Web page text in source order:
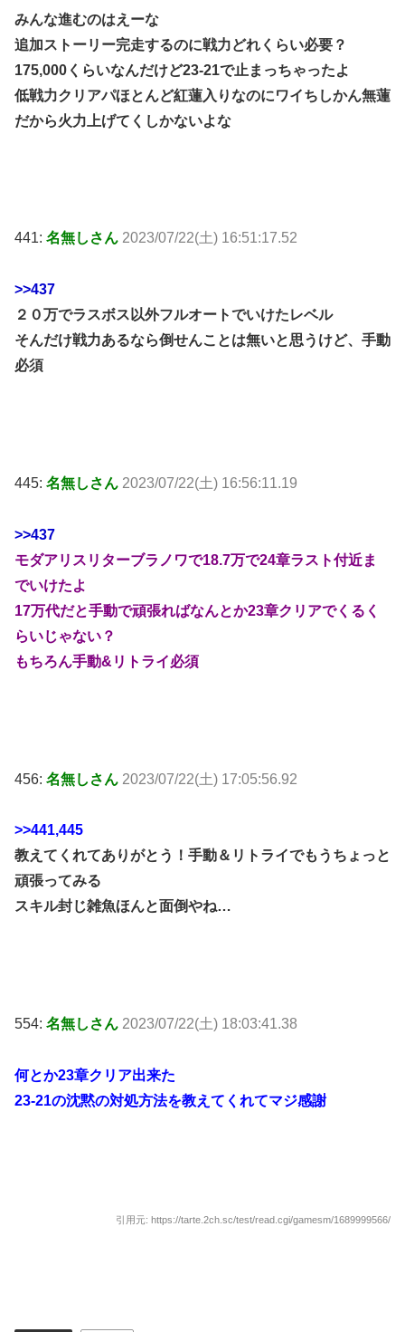
みんな進むのはえーな
追加ストーリー完走するのに戦力どれくらい必要？
175,000くらいなんだけど23-21で止まっちゃったよ
低戦力クリアパほとんど紅蓮入りなのにワイちしかん無蓮
だから火力上げてくしかないよな
441: 名無しさん 2023/07/22(土) 16:51:17.52
>>437
２０万でラスボス以外フルオートでいけたレベル
そんだけ戦力あるなら倒せんことは無いと思うけど、手動
必須
445: 名無しさん 2023/07/22(土) 16:56:11.19
>>437
モダアリスリターブラノワで18.7万で24章ラスト付近ま
でいけたよ
17万代だと手動で頑張ればなんとか23章クリアでくるく
らいじゃない？
もちろん手動&リトライ必須
456: 名無しさん 2023/07/22(土) 17:05:56.92
>>441,445
教えてくれてありがとう！手動＆リトライでもうちょっと
頑張ってみる
スキル封じ雑魚ほんと面倒やね…
554: 名無しさん 2023/07/22(土) 18:03:41.38
何とか23章クリア出来た
23-21の沈黙の対処方法を教えてくれてマジ感謝
引用元: https://tarte.2ch.sc/test/read.cgi/gamesm/1689999566/